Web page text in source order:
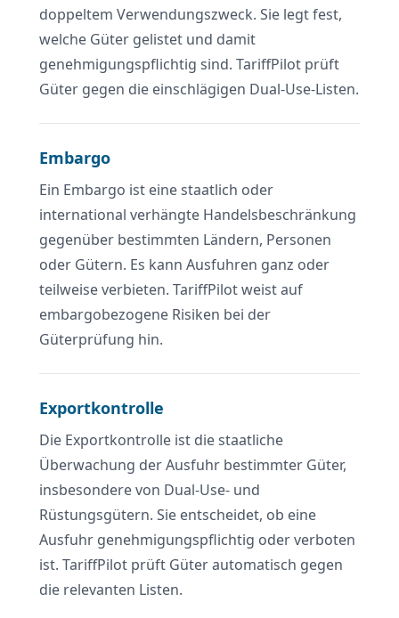
doppeltem Verwendungszweck. Sie legt fest,
welche Güter gelistet und damit
genehmigungspflichtig sind. TariffPilot prüft
Güter gegen die einschlägigen Dual-Use-Listen.
Embargo
Ein Embargo ist eine staatlich oder
international verhängte Handelsbeschränkung
gegenüber bestimmten Ländern, Personen
oder Gütern. Es kann Ausfuhren ganz oder
teilweise verbieten. TariffPilot weist auf
embargobezogene Risiken bei der
Güterprüfung hin.
Exportkontrolle
Die Exportkontrolle ist die staatliche
Überwachung der Ausfuhr bestimmter Güter,
insbesondere von Dual-Use- und
Rüstungsgütern. Sie entscheidet, ob eine
Ausfuhr genehmigungspflichtig oder verboten
ist. TariffPilot prüft Güter automatisch gegen
die relevanten Listen.